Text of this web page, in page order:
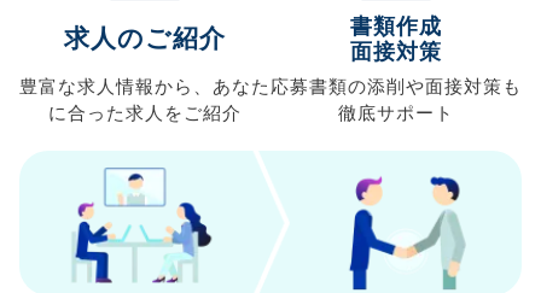
求人のご紹介
豊富な求人情報から、 あなた
に合った求人を ご紹介
書類作成
面接対策
応募書類の添削や面接対策も
徹底サポート